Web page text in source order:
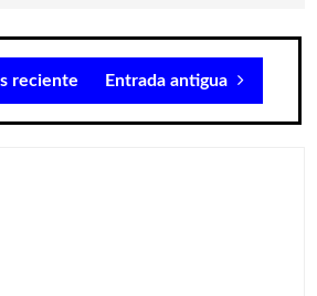
reciente Entrada antigua